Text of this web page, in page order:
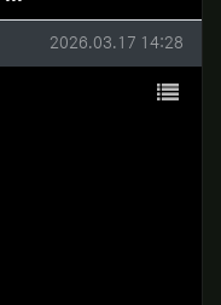
작성일
2026.03.17 14:28
목록